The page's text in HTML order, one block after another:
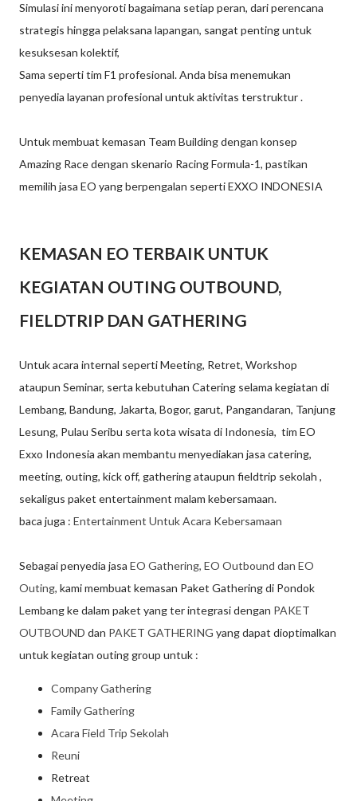
Simulasi ini menyoroti bagaimana setiap peran, dari perencana
strategis hingga pelaksana lapangan, sangat penting untuk
kesuksesan kolektif,
Sama seperti tim F1 profesional. Anda bisa menemukan
penyedia layanan profesional untuk aktivitas terstruktur .
Untuk membuat kemasan Team Building dengan konsep
Amazing Race dengan skenario Racing Formula-1, pastikan
memilih jasa EO yang berpengalan seperti EXXO INDONESIA
KEMASAN EO TERBAIK UNTUK
KEGIATAN OUTING OUTBOUND,
FIELDTRIP DAN GATHERING
Untuk acara internal seperti Meeting, Retret, Workshop
ataupun Seminar, serta kebutuhan Catering selama kegiatan di
Lembang, Bandung, Jakarta, Bogor, garut, Pangandaran, Tanjung
Lesung, Pulau Seribu serta kota wisata di Indonesia, tim EO
Exxo Indonesia akan membantu menyediakan jasa catering,
meeting, outing, kick off, gathering ataupun fieldtrip sekolah ,
sekaligus paket entertainment malam kebersamaan.
baca juga : Entertainment Untuk Acara Kebersamaan
Sebagai penyedia jasa EO Gathering, EO Outbound dan EO
Outing, kami membuat kemasan Paket Gathering di Pondok
Lembang ke dalam paket yang ter integrasi dengan PAKET
OUTBOUND dan PAKET GATHERING yang dapat dioptimalkan
untuk kegiatan outing group untuk :
Company Gathering
Family Gathering
Acara Field Trip Sekolah
Reuni
Retreat